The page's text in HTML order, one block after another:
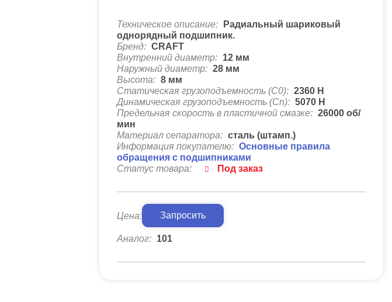
Техническое описание:
Радиальный шариковый
однорядный подшипник.
Бренд: CRAFT
Внутренний диаметр: 12 мм
Наружный диаметр: 28 мм
Высота: 8 мм
Статическая грузоподъемность (C0): 2360 Н
Динамическая грузоподъемность (Cn): 5070 Н
Предельная скорость в пластичной смазке: 26000 об/
мин
Материал сепаратора: сталь (штамп.)
Информация покупателю: Основные правила
обращения с подшипниками
Статус товара:
Под заказ
Цена: Запросить
Аналог: 101